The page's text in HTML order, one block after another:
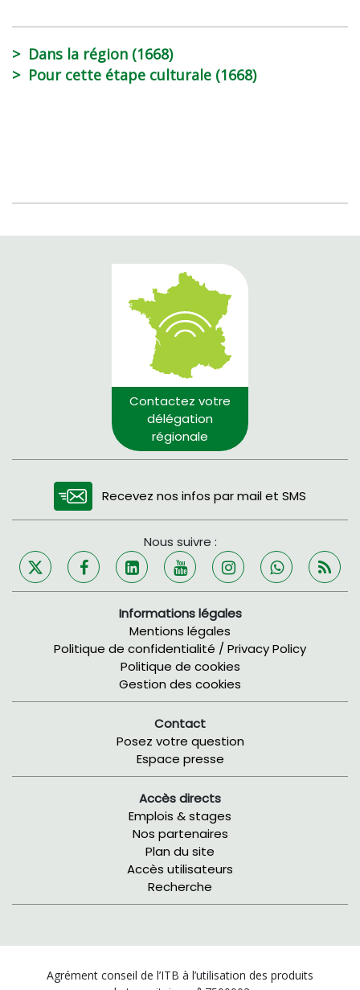
Dans la région (1668)
Pour cette étape culturale (1668)
Contactez votre
délégation
régionale
Recevez nos infos par mail et SMS
Nous suivre :
Informations légales
Mentions légales
Politique de confidentialité / Privacy Policy
Politique de cookies
Gestion des cookies
Contact
Posez votre question
Espace presse
Accès directs
Emplois & stages
Nos partenaires
Plan du site
Accès utilisateurs
Recherche
Agrément conseil de l’ITB à l’utilisation des produits